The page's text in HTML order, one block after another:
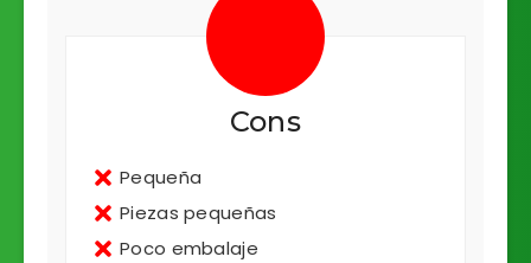
Cons
Pequeña
Piezas pequeñas
Poco embalaje